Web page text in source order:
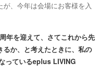
、今年は会場にお客様を入
年を迎えて、さてこれから先
か、と考えたときに、私の
っているeplus LIVING